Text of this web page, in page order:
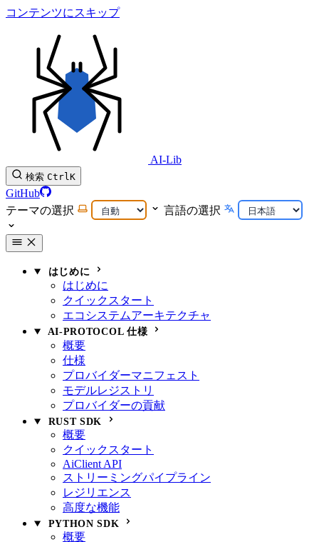
コンテンツにスキップ
AI-Lib
検索 CtrlK
GitHub
テーマの選択
言語の選択
はじめに
はじめに
クイックスタート
エコシステムアーキテクチャ
AI-PROTOCOL 仕様
概要
仕様
プロバイダーマニフェスト
モデルレジストリ
プロバイダーの貢献
RUST SDK
概要
クイックスタート
AiClient API
ストリーミングパイプライン
レジリエンス
高度な機能
PYTHON SDK
概要